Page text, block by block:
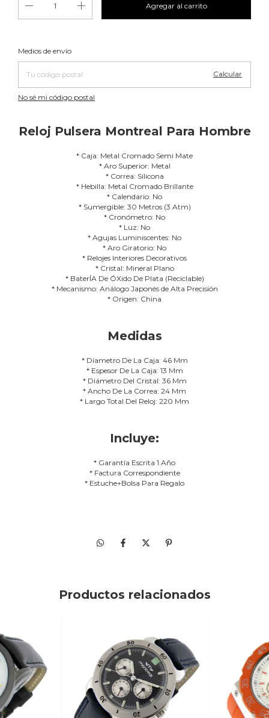
Entregas para el CP:
Medios de envío
Calcular
No sé mi código postal
Reloj Pulsera Montreal Para Hombre
* Caja: Metal Cromado Semi Mate
* Aro Superior: Metal
* Correa: Silicona
* Hebilla: Metal Cromado Brillante
* Calendario: No
* Sumergible: 30 Metros (3 Atm)
* Cronómetro: No
* Luz: No
* Agujas Luminiscentes: No
* Aro Giratorio: No
* Relojes Interiores Decorativos
* Cristal: Mineral Plano
* BaterÍA De ÓXido De Plata (Reciclable)
* Mecanismo: Análogo Japonés de Alta Precisión
* Origen: China
Medidas
* Diametro De La Caja: 46 Mm
* Espesor De La Caja: 13 Mm
* Diámetro Del Cristal: 36 Mm
* Ancho De La Correa: 24 Mm
* Largo Total Del Reloj: 220 Mm
Incluye:
* Garantía Escrita 1 Año
* Factura Correspondiente
* Estuche+Bolsa Para Regalo
Productos relacionados